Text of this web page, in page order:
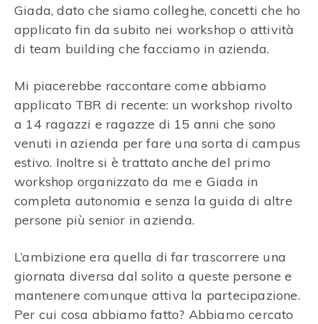
Giada, dato che siamo colleghe, concetti che ho
applicato fin da subito nei workshop o attività
di team building che facciamo in azienda.
Mi piacerebbe raccontare come abbiamo
applicato TBR di recente: un workshop rivolto
a 14 ragazzi e ragazze di 15 anni che sono
venuti in azienda per fare una sorta di campus
estivo. Inoltre si è trattato anche del primo
workshop organizzato da me e Giada in
completa autonomia e senza la guida di altre
persone più senior in azienda.
L’ambizione era quella di far trascorrere una
giornata diversa dal solito a queste persone e
mantenere comunque attiva la partecipazione.
Per cui cosa abbiamo fatto? Abbiamo cercato